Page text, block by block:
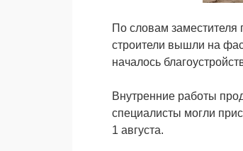
По словам заместителя
строители вышли на
началось
Внутренние работы
специалисты могли
1 августа.